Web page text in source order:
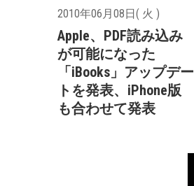
2010年06月08日( 火 )
Apple、PDF読み込み
が可能になった
「iBooks」アップデー
トを発表、iPhone版
も合わせて発表